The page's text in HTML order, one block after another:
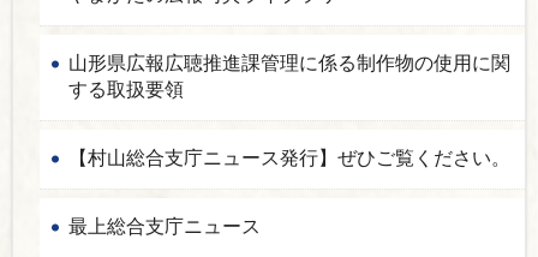
山形県広報広聴推進課管理に係る制作物の使用に関
する取扱要領
【村山総合支庁ニュース発行】ぜひご覧ください。
最上総合支庁ニュース